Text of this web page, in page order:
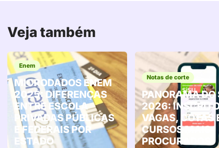
Veja também
Enem
MICRODADOS ENEM
2025: DIFERENÇAS
ENTRE ESCOLA
PRIVADAS PÚBLICAS
E FEDERAIS POR
ESTADO
Notas de corte
PANORAMA DO
2026:
VAGAS, COTAS
CURSOS MAIS
PROCURADOS